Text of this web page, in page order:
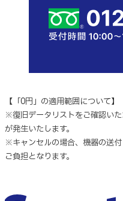
【「0円」の適用範囲について】
※復旧データリストをご確認い
が発生いたします。
※キャンセルの場合、機器の送
ご負担となります。